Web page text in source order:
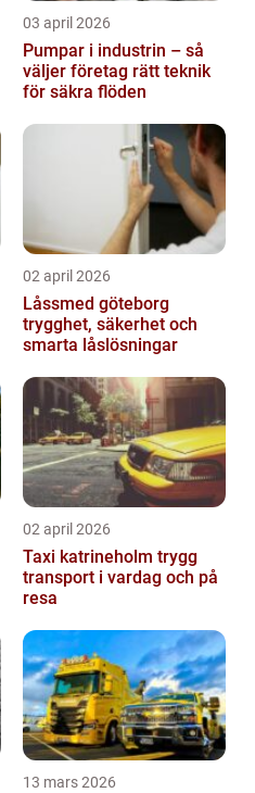
03 april 2026
Pumpar i industrin – så
väljer företag rätt teknik
för säkra flöden
02 april 2026
Låssmed göteborg
trygghet, säkerhet och
smarta låslösningar
02 april 2026
Taxi katrineholm trygg
transport i vardag och på
resa
13 mars 2026